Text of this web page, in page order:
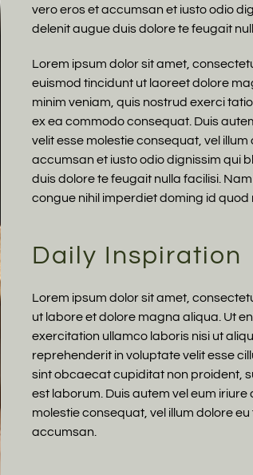
vero eros et accumsan et iusto odio
delenit augue duis dolore te feugait
Lorem ipsum dolor sit amet,
euismod tincidunt ut laoreet dolore
minim veniam, quis nostrud exerci
ex ea commodo consequat. Duis
velit esse molestie consequat, vel
accumsan et iusto odio dignissim qui
duis dolore te feugait nulla facilisi.
congue nihil imperdiet doming id
Daily Inspiration
Lorem ipsum dolor sit amet,
ut labore et dolore magna aliqua. Ut
exercitation ullamco laboris nisi ut
reprehenderit in voluptate velit esse
sint obcaecat cupiditat non proident,
est laborum. Duis autem vel eum
molestie consequat, vel illum dolore
accumsan.